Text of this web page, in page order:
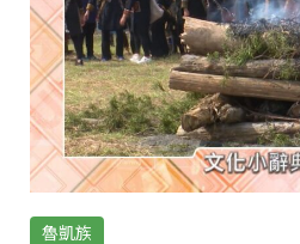
魯凱族